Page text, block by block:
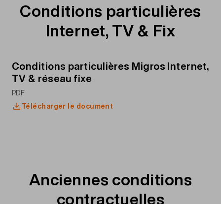
Conditions particulières
Internet, TV & Fix
Conditions particulières Migros Internet,
TV & réseau fixe
PDF
Télécharger le document
Anciennes conditions
contractuelles